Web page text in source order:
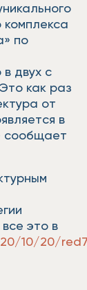
по
в двух с
как раз
от
в
сообщает
это в
10/20/